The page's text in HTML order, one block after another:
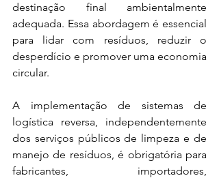
destinação final ambientalmente
adequada. Essa abordagem é essencial
para lidar com resíduos, reduzir o
desperdício e promover uma economia
circular.
A implementação de sistemas de
logística reversa, independentemente
dos serviços públicos de limpeza e de
manejo de resíduos, é obrigatória para
fabricantes, importadores,